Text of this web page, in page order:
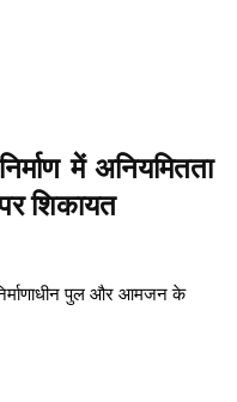
में अनियमितता
शिकायत
पुल और आमजन के